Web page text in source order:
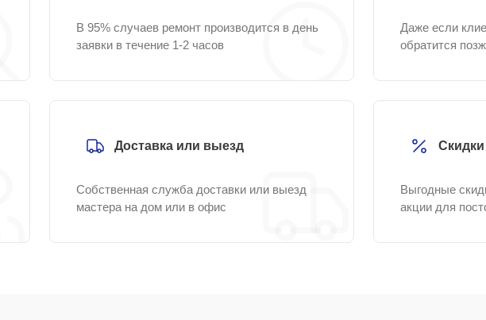
В 95% случаев ремонт производится в день
заявки в течение 1-2 часов
Даже если
обратится
Доставка или выезд
Собственная служба доставки или выезд
мастера на дом или в офис
Выгодные
акции для